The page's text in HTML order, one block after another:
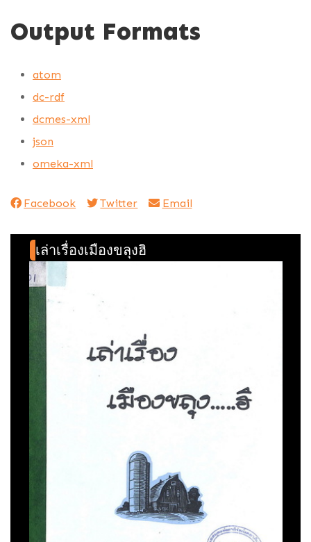
Output Formats
atom
dc-rdf
dcmes-xml
json
omeka-xml
Facebook Twitter Email
เล่าเรื่องเมืองขลุงฮิ